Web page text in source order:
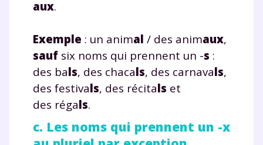
aux.
Exemple : un animal / des animaux,
sauf six noms qui prennent un -s :
des bals, des chacals, des carnavals,
des festivals, des récitals et
des régals.
c. Les noms qui prennent un -x